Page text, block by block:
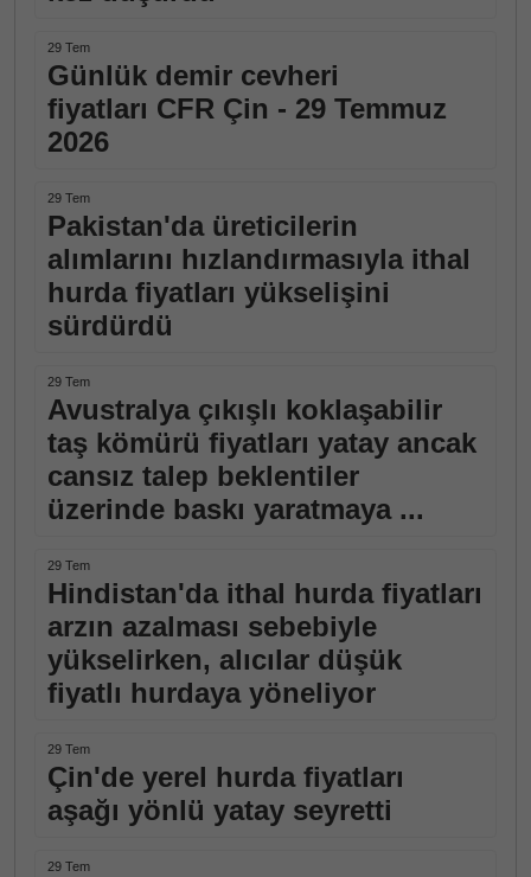
29 Tem
Günlük demir cevheri
fiyatları CFR Çin - 29 Temmuz
2026
29 Tem
Pakistan'da üreticilerin
alımlarını hızlandırmasıyla ithal
hurda fiyatları yükselişini
sürdürdü
29 Tem
Avustralya çıkışlı koklaşabilir
taş kömürü fiyatları yatay ancak
cansız talep beklentiler
üzerinde baskı yaratmaya ...
29 Tem
Hindistan'da ithal hurda fiyatları
arzın azalması sebebiyle
yükselirken, alıcılar düşük
fiyatlı hurdaya yöneliyor
29 Tem
Çin'de yerel hurda fiyatları
aşağı yönlü yatay seyretti
29 Tem